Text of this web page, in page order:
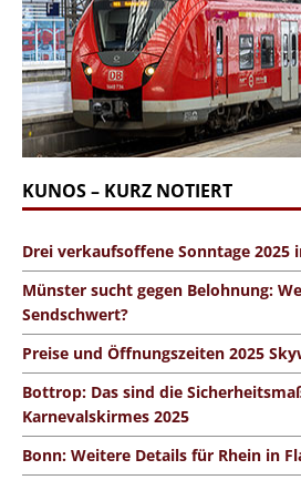
KUNOS – KURZ NOTIERT
Drei verkaufsoffene Sonntage 2025
Münster sucht gegen Belohnung:
Sendschwert?
Preise und Öffnungszeiten 2025
Bottrop: Das sind die
Karnevalskirmes 2025
Bonn: Weitere Details für Rhein in